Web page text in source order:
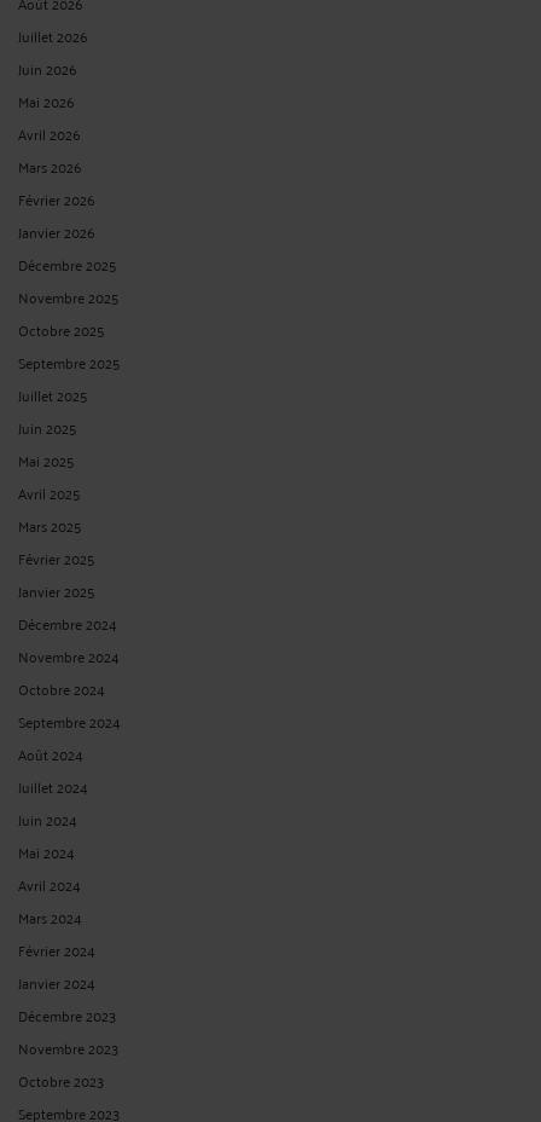
Juillet 2026
Juin 2026
Mai 2026
Avril 2026
Mars 2026
Février 2026
Janvier 2026
Décembre 2025
Novembre 2025
Octobre 2025
Septembre 2025
Juillet 2025
Juin 2025
Mai 2025
Avril 2025
Mars 2025
Février 2025
Janvier 2025
Décembre 2024
Novembre 2024
Octobre 2024
Septembre 2024
Août 2024
Juillet 2024
Juin 2024
Mai 2024
Avril 2024
Mars 2024
Février 2024
Janvier 2024
Décembre 2023
Novembre 2023
Octobre 2023
Septembre 2023